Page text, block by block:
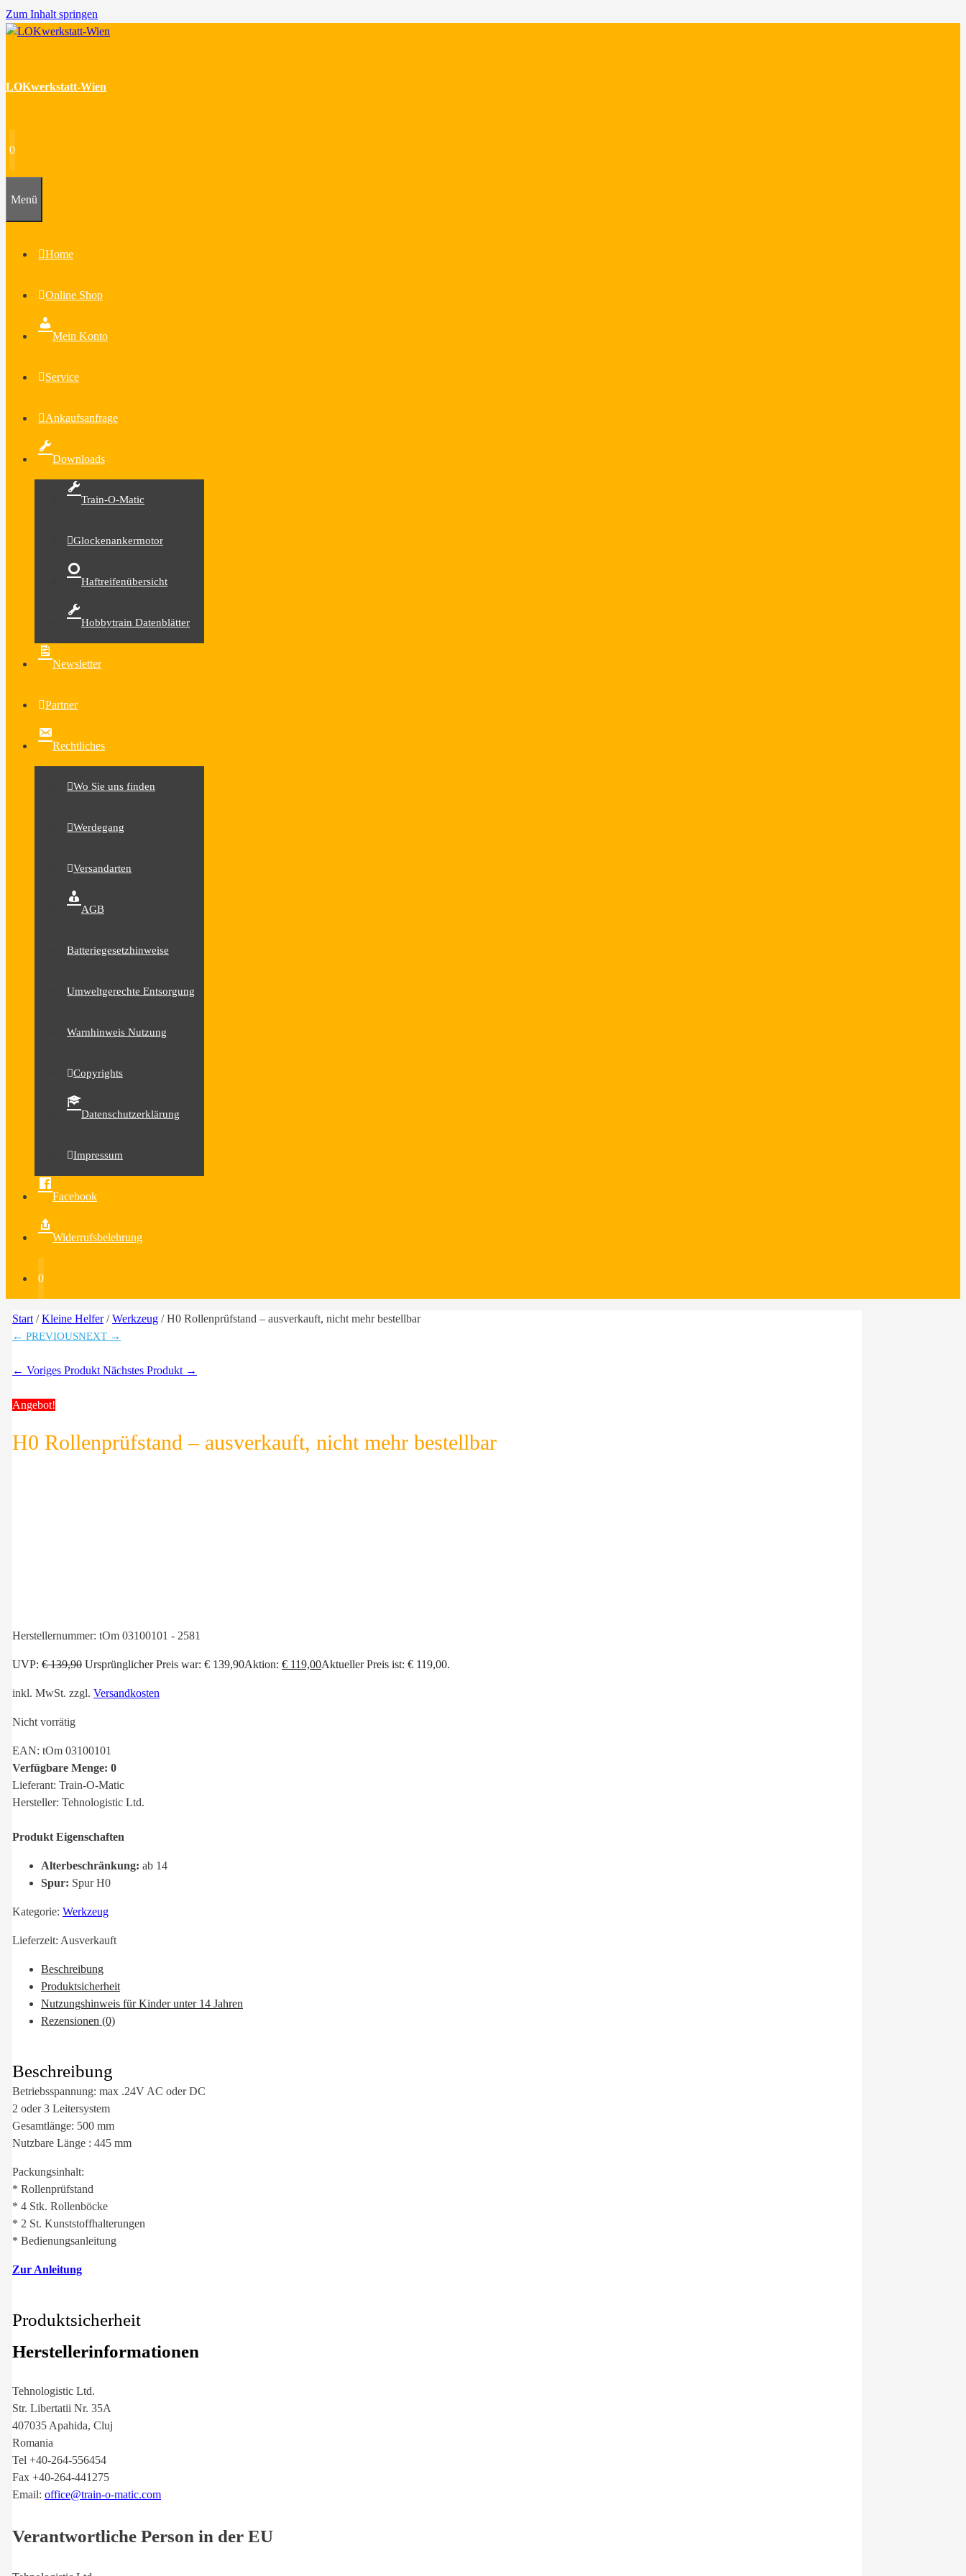
Zum Inhalt springen
LOKwerkstatt-Wien
0
Menü
Home
Online Shop
Mein Konto
Service
Ankaufsanfrage
Downloads
Train-O-Matic
Glockenankermotor
Haftreifenübersicht
Hobbytrain Datenblätter
Newsletter
Partner
Rechtliches
Wo Sie uns finden
Werdegang
Versandarten
AGB
Batteriegesetzhinweise
Umweltgerechte Entsorgung
Warnhinweis Nutzung
Copyrights
Datenschutzerklärung
Impressum
Facebook
Widerrufsbelehrung
0
Start /Kleine Helfer/Werkzeug / H0 Rollenprüfstand – ausverkauft, nicht mehr bestellbar
← PREVIOUSNEXT →
← Voriges Produkt Nächstes Produkt →
Angebot!
H0 Rollenprüfstand – ausverkauft, nicht mehr bestellbar
Herstellernummer: tOm 03100101 - 2581
UVP: €139,90 Ursprünglicher Preis war: € 139,90Aktion: € 119,00Aktueller Preis ist: € 119,00.
inkl. MwSt. zzgl. Versandkosten
Nicht vorrätig
EAN: tOm 03100101
Verfügbare Menge: 0
Lieferant: Train-O-Matic
Hersteller: Tehnologistic Ltd.
Produkt Eigenschaften
Alterbeschränkung: ab 14
Spur: Spur H0
Kategorie: Werkzeug
Lieferzeit: Ausverkauft
Beschreibung
Produktsicherheit
Nutzungshinweis für Kinder unter 14 Jahren
Rezensionen (0)
Beschreibung
Betriebsspannung: max .24V AC oder DC
2 oder 3 Leitersystem
Gesamtlänge: 500 mm
Nutzbare Länge : 445 mm
Packungsinhalt:
* Rollenprüfstand
* 4 Stk. Rollenböcke
* 2 St. Kunststoffhalterungen
* Bedienungsanleitung
Zur Anleitung
Produktsicherheit
Herstellerinformationen
Tehnologistic Ltd.
Str. Libertatii Nr. 35A
407035 Apahida, Cluj
Romania
Tel +40-264-556454
Fax +40-264-441275
Email: office@train-o-matic.com
Verantwortliche Person in der EU